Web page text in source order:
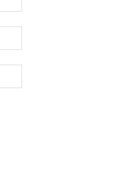
почта:*
Сайт: